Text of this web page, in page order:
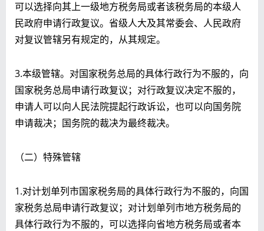
可以选择向其上一级地方税务局或者该税务局的本级人
民政府申请行政复议。省级人大及其常委会、人民政府
对复议管辖另有规定的，从其规定。
3.本级管辖。对国家税务总局的具体行政行为不服的，向
国家税务总局申请行政复议；对行政复议决定不服的，
申请人可以向人民法院提起行政诉讼，也可以向国务院
申请裁决；国务院的裁决为最终裁决。
（二）特殊管辖
1.对计划单列市国家税务局的具体行政行为不服的，向国
家税务总局申请行政复议；对计划单列市地方税务局的
具体行政行为不服的，可以选择向省地方税务局或者本